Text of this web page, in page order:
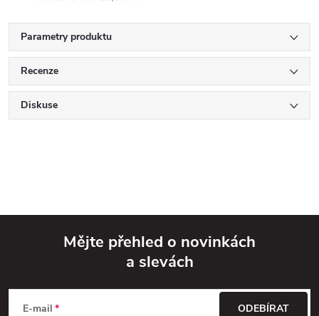
Parametry produktu
Recenze
Diskuse
Mějte přehled o novinkách
a slevách
E-mail ODEBÍRAT